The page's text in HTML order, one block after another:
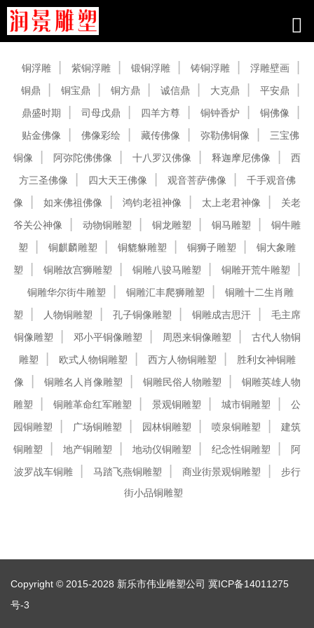
铜浮雕 紫铜浮雕 锻铜浮雕 铸铜浮雕
浮雕壁画
铜鼎
铜宝鼎 铜方鼎 诚信鼎 大克鼎
平安鼎
鼎盛时期
司母戊鼎 四羊方尊 铜钟香炉
铜佛像
贴金佛像
佛像彩绘 藏传佛像 弥勒佛铜像
三宝佛
铜像
阿弥陀佛佛像 十八罗汉佛像 释迦摩尼佛像
西
方三圣佛像
四大天王佛像 观音菩萨佛像
千手观音佛
像
如来佛祖佛像 鸿钧老祖神像 太上老君神像
关老
爷关公神像
动物铜雕塑 铜龙雕塑 铜马雕塑
铜牛雕
塑
铜麒麟雕塑 铜貔貅雕塑 铜狮子雕塑
铜大象雕
塑
铜雕故宫狮雕塑 铜雕八骏马雕塑
铜雕开荒牛雕塑
铜雕华尔街牛雕塑
铜雕汇丰爬狮雕塑
铜雕十二生肖雕
塑
人物铜雕塑 孔子铜像雕塑 铜雕成吉思汗
毛主席
铜像雕塑
邓小平铜像雕塑 周恩来铜像雕塑
古代人物铜
雕塑
欧式人物铜雕塑 西方人物铜雕塑
胜利女神铜雕
像
铜雕名人肖像雕塑 铜雕民俗人物雕塑
铜雕英雄人物
雕塑
铜雕革命红军雕塑 景观铜雕塑 城市铜雕塑
公
园铜雕塑
广场铜雕塑 园林铜雕塑 喷泉铜雕塑
建筑
铜雕塑
地产铜雕塑 地动仪铜雕塑 纪念性铜雕塑
阿
波罗战车铜雕
马踏飞燕铜雕塑 商业街景观铜雕塑
步行
街小品铜雕塑
Copyright © 2015-2028 新乐市伟业雕塑公司 冀ICP备14011275
号-3